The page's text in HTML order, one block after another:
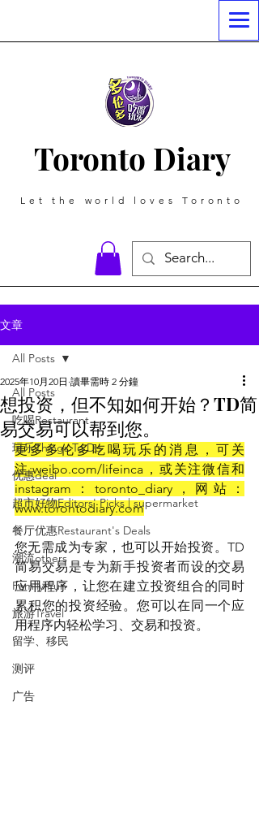
Toronto Diary
Let the world loves Toronto
文章
All Posts
吃喝Restaurant
玩乐Things To Do
优惠deal
超市好物Editors' Picks | supermarket
餐厅优惠Restaurant's Deals
潮流others
Family Fun
旅游Travel
留学、移民
测评
广告
All Posts
想投资，但不知如何开始？TD简
易交易可以帮到您。
2025年10月20日 讀畢需時 2 分鐘
更多多伦多吃喝玩乐的消息，可关
注:weibo.com/lifeinca，或关注微信和
instagram：toronto_diary，网站：
www.torontodiary.com
您无需成为专家，也可以开始投资。TD
简易交易是专为新手投资者而设的交易
应用程序，让您在建立投资组合的同时
累积您的投资经验。您可以在同一个应
用程序内轻松学习、交易和投资。